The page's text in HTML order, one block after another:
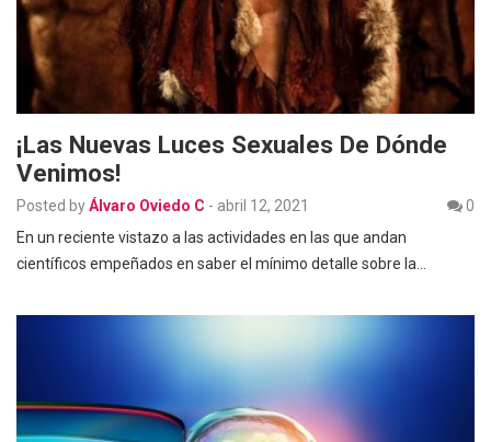
¡Las Nuevas Luces Sexuales De Dónde
Venimos!
Posted byÁlvaro Oviedo C - abril 12, 2021
0
En un reciente vistazo a las actividades en las que andan
científicos empeñados en saber el mínimo detalle sobre la…